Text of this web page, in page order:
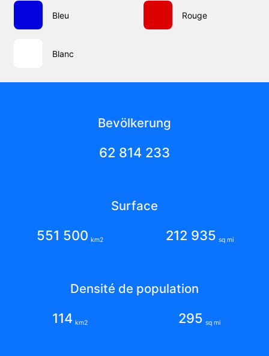
Bleu Rouge
Blanc
Bevölkerung
62 814 233
Surface
551 500 km2 212 935 sq mi
Densité de population
114 km2 295 sq mi